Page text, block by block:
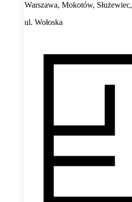
Warszawa, Mokotów, Służewiec,
ul. Wołoska